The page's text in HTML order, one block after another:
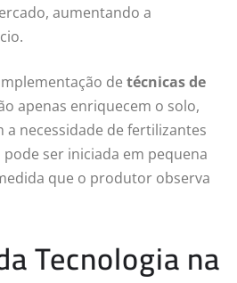
aumentando a
de técnicas de
apenas enriquecem o solo,
necessidade de fertilizantes
ser iniciada em pequena
que o produtor observa
Tecnologia na